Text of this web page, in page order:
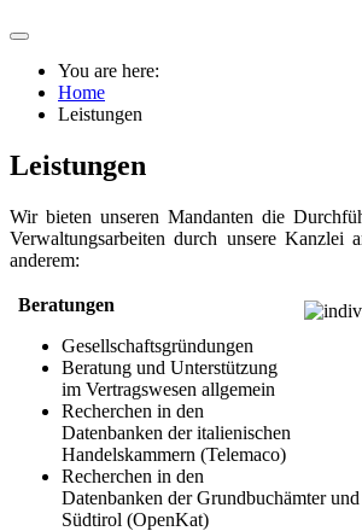
You are here:
Home
Leistungen
Leistungen
Wir bieten unseren Mandanten die
Verwaltungsarbeiten durch unsere Kanzlei
anderem:
Beratungen
Gesellschaftsgründungen
Beratung und Unterstützung
im Vertragswesen allgemein
Recherchen in den
Datenbanken der italienischen
Handelskammern (Telemaco)
Recherchen in den
Datenbanken der Grundbuchämter
Südtirol (OpenKat)